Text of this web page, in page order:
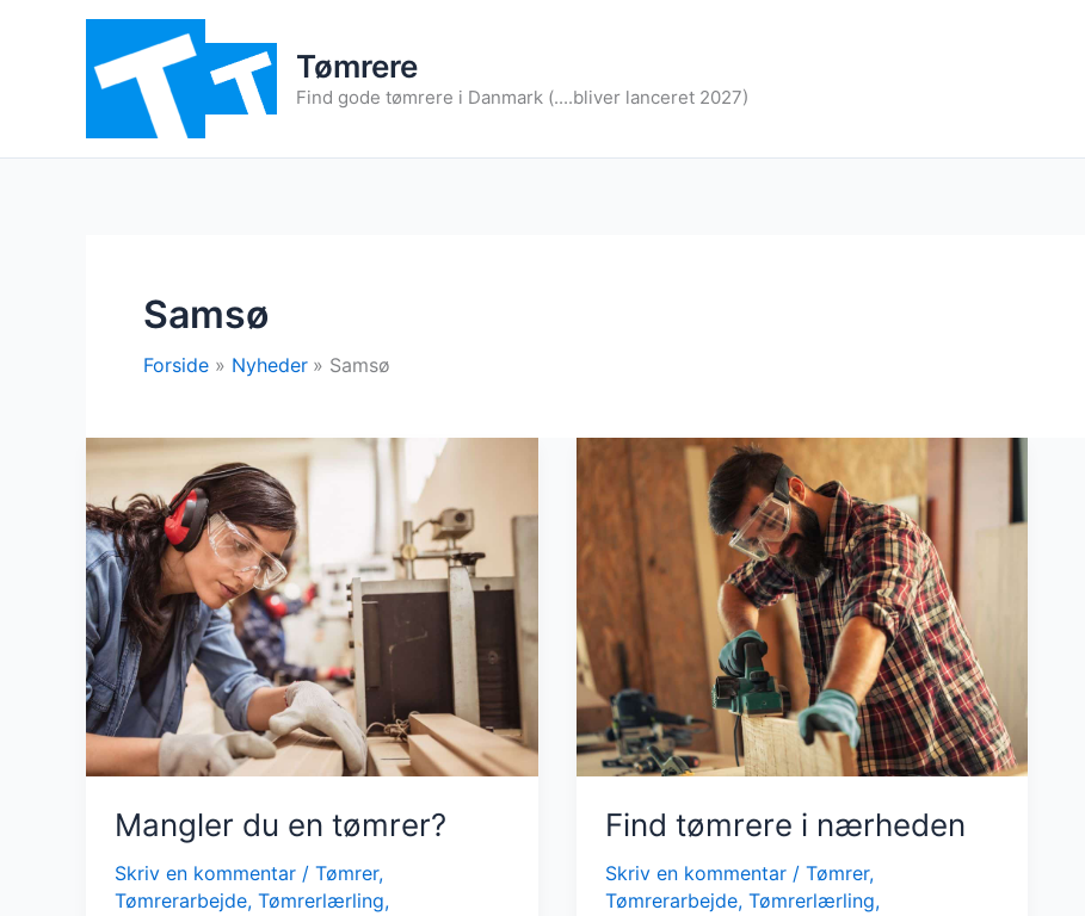
Tømrere
Find gode tømrere i Danmark (....bliver lanceret 2027)
Samsø
Forside Nyheder Samsø
Mangler du en tømrer?
Skriv en kommentar / Tømrer,
Tømrerarbejde, Tømrerlærling,
Find tømrere i nærheden
Skriv en kommentar / Tømrer,
Tømrerarbejde, Tømrerlærling,